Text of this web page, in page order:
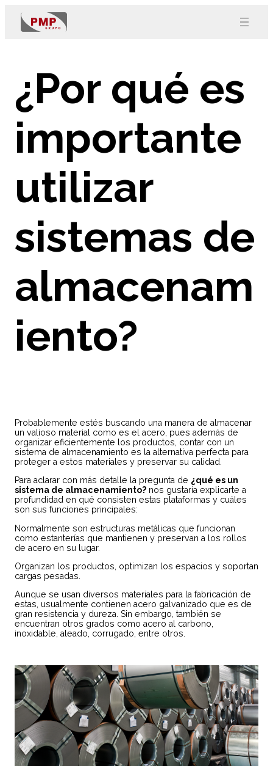
¿Por qué es
importante
utilizar
sistemas de
almacenam
iento?
Probablemente estés buscando una manera de almacenar
un valioso material como es el acero, pues además de
organizar eficientemente los productos, contar con un
sistema de almacenamiento es la alternativa perfecta para
proteger a estos materiales y preservar su calidad.
Para aclarar con más detalle la pregunta de ¿qué es un
sistema de almacenamiento? nos gustaría explicarte a
profundidad en qué consisten estas plataformas y cuáles
son sus funciones principales:
Normalmente son estructuras metálicas que funcionan
como estanterías que mantienen y preservan a los rollos
de acero en su lugar.
Organizan los productos, optimizan los espacios y soportan
cargas pesadas.
Aunque se usan diversos materiales para la fabricación de
estas, usualmente contienen acero galvanizado que es de
gran resistencia y dureza. Sin embargo, también se
encuentran otros grados como acero al carbono,
inoxidable, aleado, corrugado, entre otros.